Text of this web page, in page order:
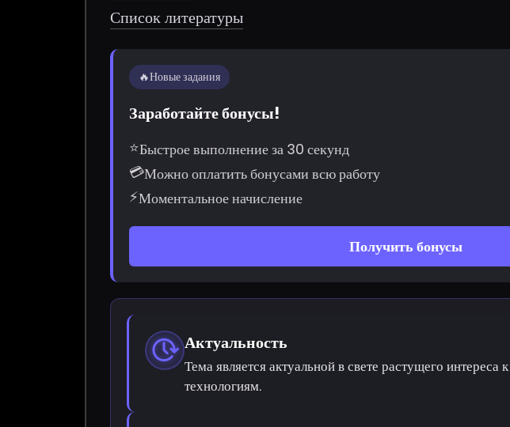
Список литературы
🔥Новые задания
Заработайте бонусы!
⭐Быстрое выполнение за 30 секунд
💳Можно оплатить бонусами всю работу
⚡Моментальное начисление
Получить бонусы
Актуальность
Тема является актуальной в свете растущего
технологиям.